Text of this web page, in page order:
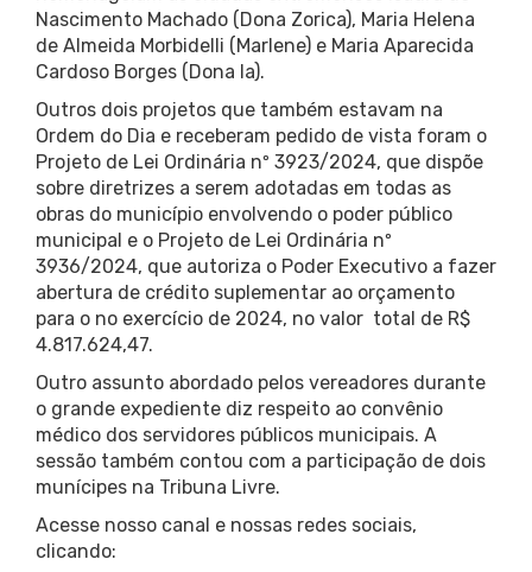
Nascimento Machado (Dona Zorica), Maria Helena
de Almeida Morbidelli (Marlene) e Maria Aparecida
Cardoso Borges (Dona Ia).
Outros dois projetos que também estavam na
Ordem do Dia e receberam pedido de vista foram o
Projeto de Lei Ordinária nº 3923/2024, que dispõe
sobre diretrizes a serem adotadas em todas as
obras do município envolvendo o poder público
municipal e o Projeto de Lei Ordinária nº
3936/2024, que autoriza o Poder Executivo a fazer
abertura de crédito suplementar ao orçamento
para o no exercício de 2024, no valor total de R$
4.817.624,47.
Outro assunto abordado pelos vereadores durante
o grande expediente diz respeito ao convênio
médico dos servidores públicos municipais. A
sessão também contou com a participação de dois
munícipes na Tribuna Livre.
Acesse nosso canal e nossas redes sociais,
clicando: